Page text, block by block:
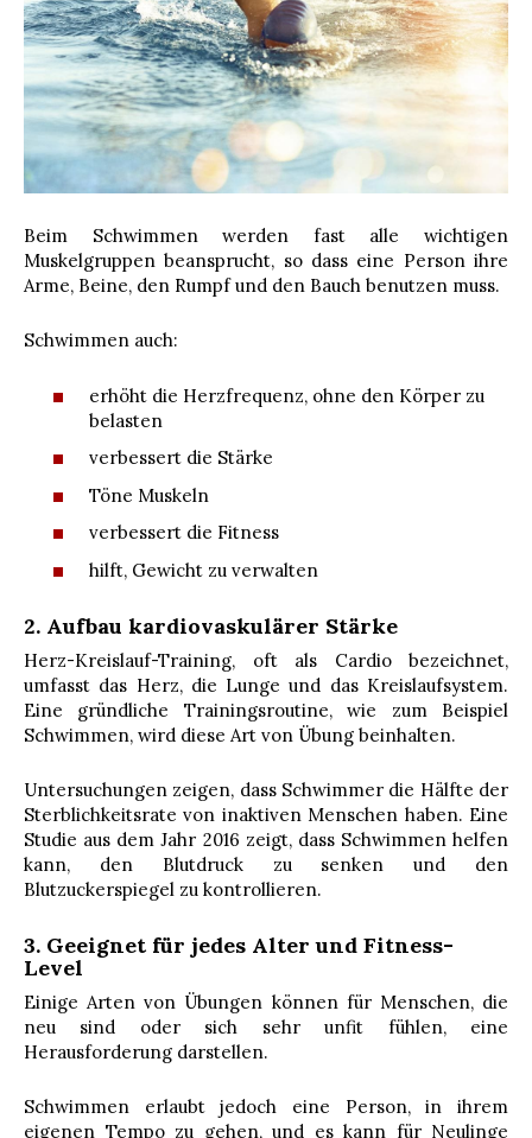
Beim Schwimmen werden fast alle wichtigen
Muskelgruppen beansprucht, so dass eine Person ihre
Arme, Beine, den Rumpf und den Bauch benutzen muss.
Schwimmen auch:
erhöht die Herzfrequenz, ohne den Körper zu
belasten
verbessert die Stärke
Töne Muskeln
verbessert die Fitness
hilft, Gewicht zu verwalten
2. Aufbau kardiovaskulärer Stärke
Herz-Kreislauf-Training, oft als Cardio bezeichnet,
umfasst das Herz, die Lunge und das Kreislaufsystem.
Eine gründliche Trainingsroutine, wie zum Beispiel
Schwimmen, wird diese Art von Übung beinhalten.
Untersuchungen zeigen, dass Schwimmer die Hälfte der
Sterblichkeitsrate von inaktiven Menschen haben. Eine
Studie aus dem Jahr 2016 zeigt, dass Schwimmen helfen
kann, den Blutdruck zu senken und den
Blutzuckerspiegel zu kontrollieren.
3. Geeignet für jedes Alter und Fitness-
Level
Einige Arten von Übungen können für Menschen, die
neu sind oder sich sehr unfit fühlen, eine
Herausforderung darstellen.
Schwimmen erlaubt jedoch eine Person, in ihrem
eigenen Tempo zu gehen, und es kann für Neulinge